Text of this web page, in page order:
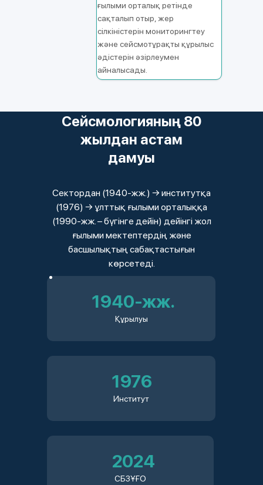
ғылыми орталық ретінде
сақталып отыр, жер
сілкіністерін мониторингтеу
және сейсмотұрақты құрылыс
әдістерін әзірлеумен
айналысады.
Сейсмологияның 80
жылдан астам
дамуы
Сектордан (1940‑жж.) → институтқа
(1976) → ұлттық ғылыми орталыққа
(1990‑жж. – бүгінге дейін) дейінгі жол
ғылыми мектептердің және
басшылықтың сабақтастығын
көрсетеді.
1940‑жж.
Құрылуы
1976
Институт
2024
СБЗҰҒО